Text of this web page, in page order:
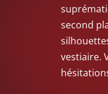
second
vestiaire.